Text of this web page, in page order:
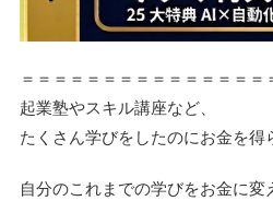
＝＝＝＝＝＝＝＝＝＝＝＝＝＝＝
起業塾やスキル講座など、
たくさん学びをしたのにお金を得
自分のこれまでの学びをお金に変